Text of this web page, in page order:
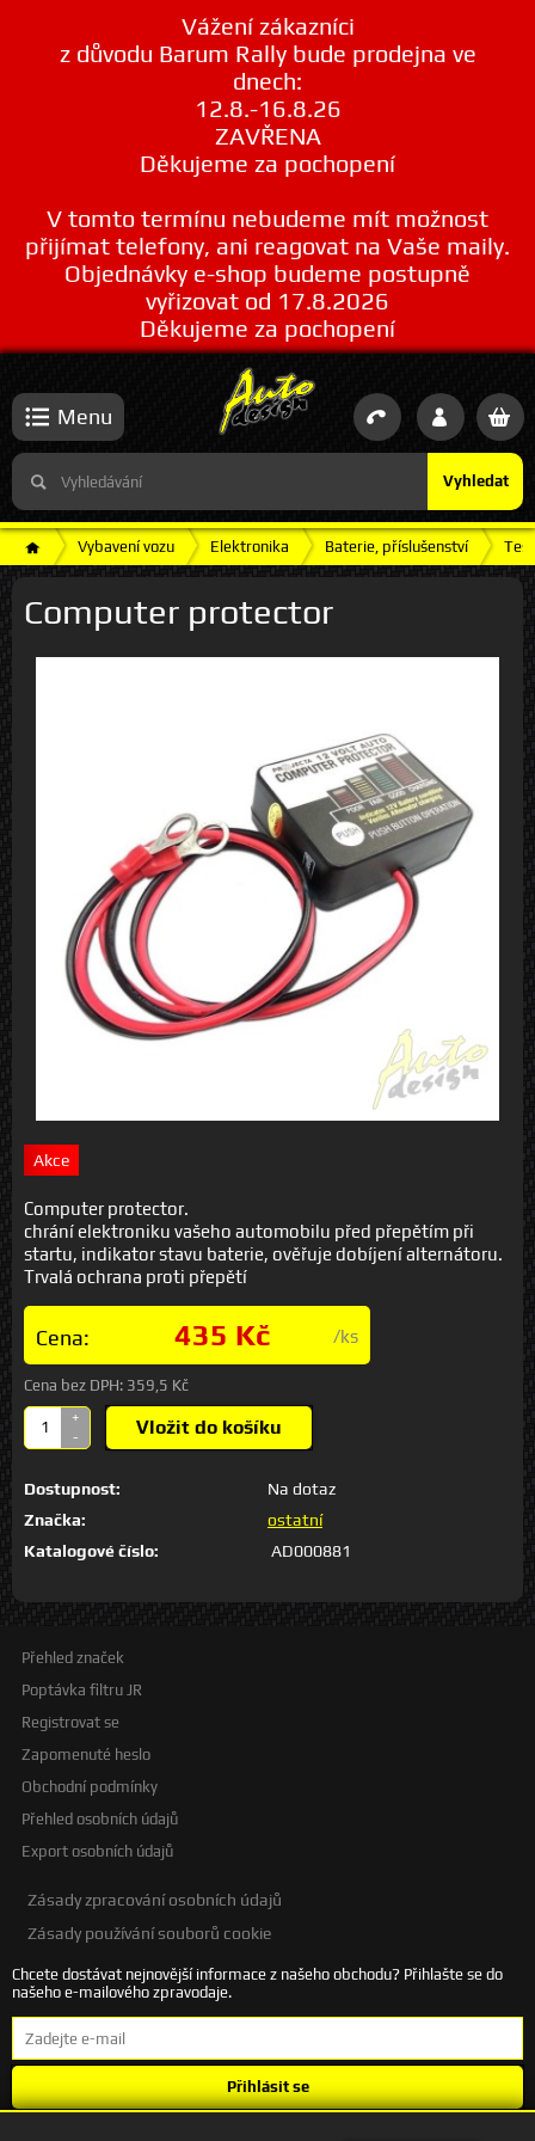
Vážení zákazníci
z důvodu Barum Rally bude prodejna ve
dnech:
12.8.-16.8.26
ZAVŘENA
Děkujeme za pochopení
V tomto termínu nebudeme mít možnost
přijímat telefony, ani reagovat na Vaše maily.
Objednávky e-shop budeme postupně
vyřizovat od 17.8.2026
Děkujeme za pochopení
Vyhledat
Menu
Vybavení vozu Elektronika Baterie, příslušenství
Computer protector
Akce
Computer protector.
chrání elektroniku vašeho automobilu před přepětím při
startu, indikator stavu baterie, ověřuje dobíjení alternátoru.
Trvalá ochrana proti přepětí
Cena: 435 Kč /ks
Cena bez DPH: 359,5 Kč
+
-
Vložit do košíku
Dostupnost:
Na dotaz
Značka:
ostatní
Katalogové číslo:
AD000881
Přehled značek
Poptávka filtru JR
Registrovat se
Zapomenuté heslo
Obchodní podmínky
Přehled osobních údajů
Export osobních údajů
Zásady zpracování osobních údajů
Zásady používání souborů cookie
Chcete dostávat nejnovější informace z našeho obchodu? Přihlašte se do
našeho e-mailového zpravodaje.
Přihlásit se